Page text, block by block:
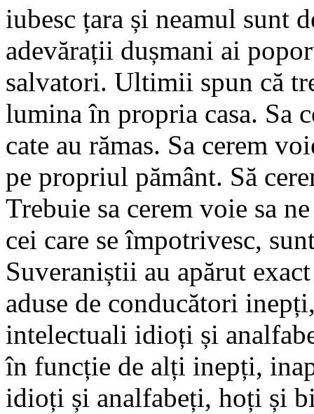
iubesc țara și neamul sunt
adevărații dușmani ai
salvatori. Ultimii spun că
lumina în propria casa. Sa
cate au rămas. Sa cerem
pe propriul pământ. Să
Trebuie sa cerem voie sa
cei care se împotrivesc,
Suveraniștii au apărut
aduse de conducători
intelectuali idioți și
în funcție de alți inepți,
idioți și analfabeți, hoți și